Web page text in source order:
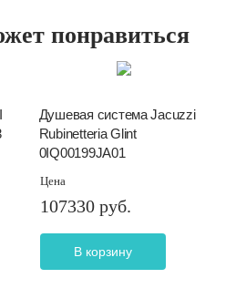
понравиться
Душевая система Jacuzzi
Rubinetteria Glint
0IQ00199JA01
Цена
107330 руб.
В корзину